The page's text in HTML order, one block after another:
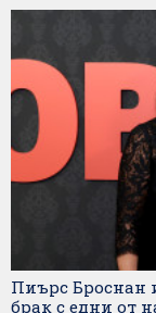
Пиърс Броснан
брак с едни от